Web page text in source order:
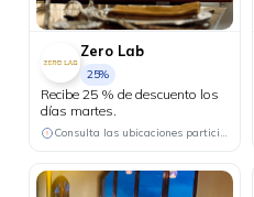
Zero Lab
25%
Recibe 25 % de descuento los
días martes.
Consulta las ubicaciones participantes